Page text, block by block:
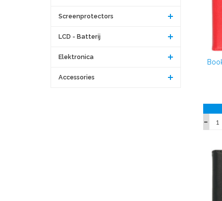
Screenprotectors
LCD - Batterij
Elektronica
Accessories